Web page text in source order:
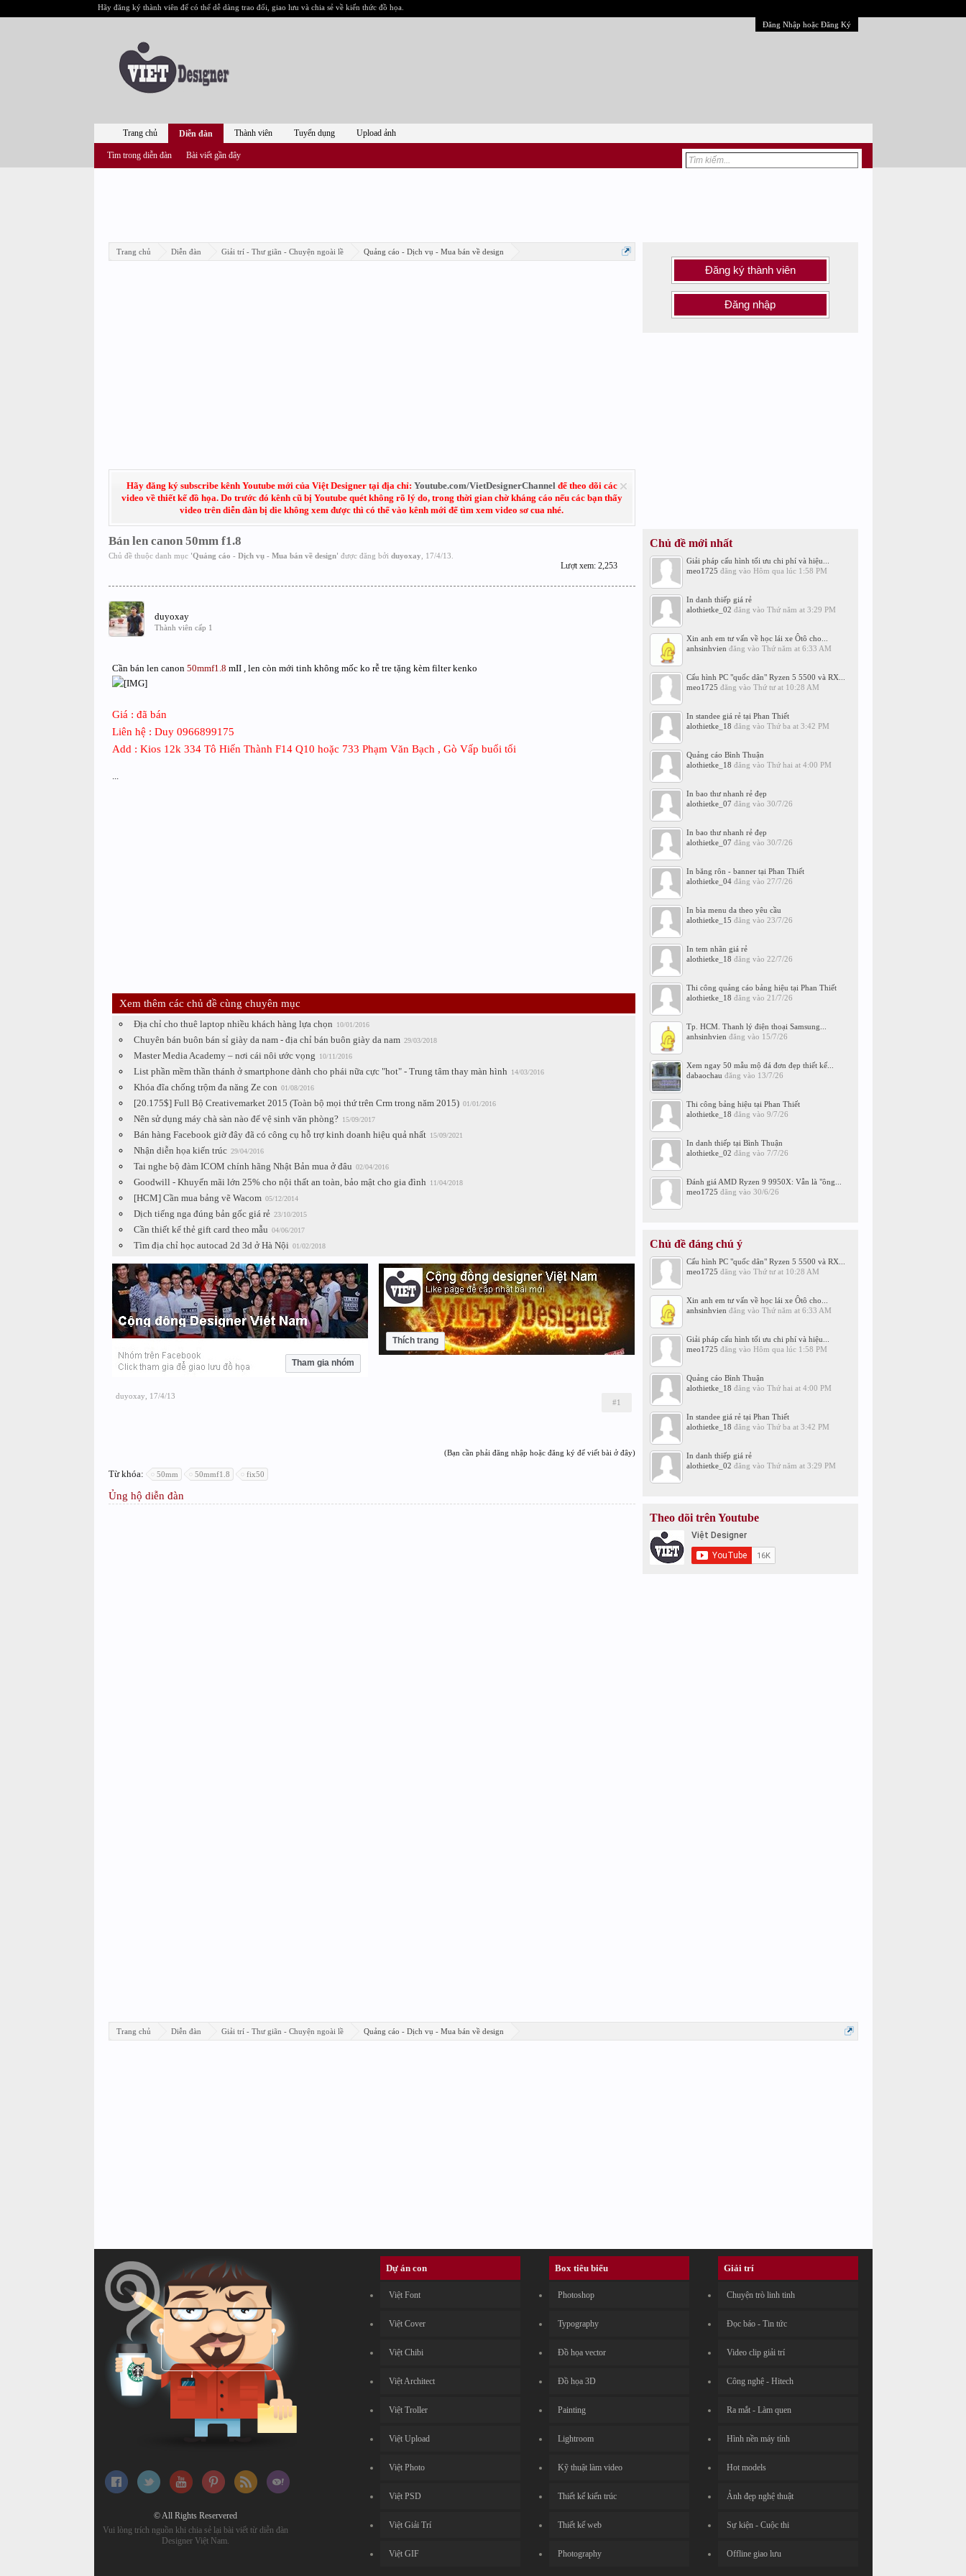
Hãy đăng ký thành viên để có thể dễ dàng trao đổi, giao lưu và chia sẻ về kiến thức đồ họa.
Đăng Nhập hoặc Đăng Ký
Trang chủ Diễn đàn Giải trí - Thư giãn - Chuyện ngoài lề Quảng cáo - Dịch vụ - Mua bán về design
Hãy đăng ký subscribe kênh Youtube mới của Việt Designer tại địa chỉ: Youtube.com/VietDesignerChannelđể theo dõi các
video về thiết kế đồ họa. Do trước đó kênh cũ bị Youtube quét không rõ lý do, trong thời gian chờ kháng cáo nếu các bạn thấy
video trên diễn đàn bị die không xem được thì có thể vào kênh mới để tìm xem video sơ cua nhé.
Bán len canon 50mm f1.8
Chủ đề thuộc danh mục 'Quảng cáo - Dịch vụ - Mua bán về design' được đăng bởi duyoxay 17/4/13
Lượt xem: 2,253
duyoxay
Thành viên cấp 1
Cần bán len canon 50mmf1.8 mII , len còn mới tinh không mốc ko rễ tre tặng kèm filter kenko
Giá : đã bán
Liên hệ : Duy 0966899175
Add : Kios 12k 334 Tô Hiến Thành F14 Q10 hoặc 733 Phạm Văn Bạch , Gò Vấp buổi tối
...
Xem thêm các chủ đề cùng chuyên mục
Địa chỉ cho thuê laptop nhiều khách hàng lựa chọn 10/01/2016
Chuyên bán buôn bán sỉ giày da nam - địa chỉ bán buôn giày da nam 29/03/2018
Master Media Academy – nơi cái nôi ước vọng 10/11/2016
List phần mềm thần thánh ở smartphone dành cho phái nữa cực "hot" - Trung tâm thay màn hình 14/03/2016
Khóa đĩa chống trộm đa năng Ze con 01/08/2016
[20.175$] Full Bộ Creativemarket 2015 (Toàn bộ mọi thứ trên Crm trong năm 2015) 01/01/2016
Nên sử dụng máy chà sàn nào để vệ sinh văn phòng? 15/09/2017
Bán hàng Facebook giờ đây đã có công cụ hỗ trợ kinh doanh hiệu quả nhất 15/09/2021
Nhận diễn họa kiến trúc 29/04/2016
Tai nghe bộ đàm ICOM chính hãng Nhật Bản mua ở đâu 02/04/2016
Goodwill - Khuyến mãi lớn 25% cho nội thất an toàn, bảo mật cho gia đình 11/04/2018
[HCM] Cần mua bảng vẽ Wacom 05/12/2014
Dịch tiếng nga đúng bản gốc giá rẻ 23/10/2015
Cần thiết kế thẻ gift card theo mẫu 04/06/2017
Tìm địa chỉ học autocad 2d 3d ở Hà Nội 01/02/2018
Tham gia nhóm
Thích trang
duyoxay 17/4/13
#1
(Bạn cần phải đăng nhập hoặc đăng ký để viết bài ở đây)
Từ khóa: 50mm 50mmf1.8 fix50
Ủng hộ diễn đàn
Đăng ký thành viên
Đăng nhập
Chủ đề mới nhất
Giải pháp cấu hình tối ưu chi phí và hiệu...
meo1725 đăng vào Hôm qua lúc 1:58 PM
In danh thiếp giá rẻ
alothietke_02 đăng vào Thứ năm at 3:29 PM
Xin anh em tư vấn về học lái xe Ôtô cho...
anhsinhvien đăng vào Thứ năm at 6:33 AM
Cấu hình PC "quốc dân" Ryzen 5 5500 và RX...
meo1725 đăng vào Thứ tư at 10:28 AM
In standee giá rẻ tại Phan Thiết
alothietke_18 đăng vào Thứ ba at 3:42 PM
Quảng cáo Bình Thuận
alothietke_18 đăng vào Thứ hai at 4:00 PM
In bao thư nhanh rẻ đẹp
alothietke_07 đăng vào 30/7/26
In bao thư nhanh rẻ đẹp
alothietke_07 đăng vào 30/7/26
In băng rôn - banner tại Phan Thiết
alothietke_04đăng vào 27/7/26
In bìa menu da theo yêu cầu
alothietke_15 đăng vào 23/7/26
In tem nhãn giá rẻ
alothietke_18 đăng vào 22/7/26
Thi công quảng cáo bảng hiệu tại Phan Thiết
alothietke_18 đăng vào 21/7/26
Tp. HCM. Thanh lý điện thoại Samsung...
anhsinhvien đăng vào 15/7/26
Xem ngay 50 mẫu mộ đá đơn đẹp thiết kế...
dabaochau đăng vào 13/7/26
Thi công bảng hiệu tại Phan Thiết
alothietke_18 đăng vào 9/7/26
In danh thiếp tại Bình Thuận
alothietke_02 đăng vào 7/7/26
Đánh giá AMD Ryzen 9 9950X: Vẫn là "ông...
meo1725 đăng vào 30/6/26
Chủ đề đáng chú ý
Cấu hình PC "quốc dân" Ryzen 5 5500 và RX...
meo1725 đăng vào Thứ tư at 10:28 AM
Xin anh em tư vấn về học lái xe Ôtô cho...
anhsinhvien đăng vào Thứ năm at 6:33 AM
Giải pháp cấu hình tối ưu chi phí và hiệu...
meo1725 đăng vào Hôm qua lúc 1:58 PM
Quảng cáo Bình Thuận
alothietke_18 đăng vào Thứ hai at 4:00 PM
In standee giá rẻ tại Phan Thiết
alothietke_18 đăng vào Thứ ba at 3:42 PM
In danh thiếp giá rẻ
alothietke_02 đăng vào Thứ năm at 3:29 PM
Theo dõi trên Youtube
Trang chủ Diễn đàn Giải trí - Thư giãn - Chuyện ngoài lề Quảng cáo - Dịch vụ - Mua bán về design
Trang chủ Diễn đàn
Tìm trong diễn đàn Bài viết gần đây
Thành viên Tuyển dụng Upload ảnh
© All Rights Reservered
Vui lòng trích nguồn khi chia sẻ lại bài viết từ diễn đàn
Designer Việt Nam.
Dự án con
Việt Font
Việt Cover
Việt Chibi
Việt Architect
Việt Troller
Việt Upload
Việt Photo
Việt PSD
Việt Giải Trí
Việt GIF
Box tiêu biểu
Photoshop
Typography
Đồ họa vector
Đồ họa 3D
Painting
Lightroom
Kỹ thuật làm video
Thiết kế kiến trúc
Thiết kế web
Photography
Giải trí
Chuyện trò linh tinh
Đọc báo - Tin tức
Video clip giải trí
Công nghệ - Hitech
Ra mắt - Làm quen
Hình nền máy tính
Hot models
Ảnh đẹp nghệ thuật
Sự kiện - Cuộc thi
Offline giao lưu